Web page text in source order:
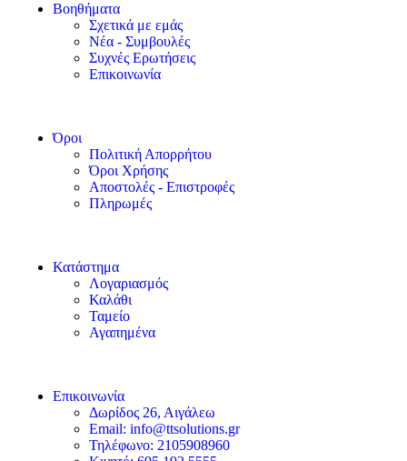
Βοηθήματα
Σχετικά με εμάς
Νέα - Συμβουλές
Συχνές Ερωτήσεις
Επικοινωνία
Όροι
Πολιτική Απορρήτου
Όροι Χρήσης
Αποστολές - Επιστροφές
Πληρωμές
Κατάστημα
Λογαριασμός
Καλάθι
Ταμείο
Αγαπημένα
Επικοινωνία
Δωρίδος 26, Αιγάλεω
Email: info@ttsolutions.gr
Τηλέφωνο: 2105908960